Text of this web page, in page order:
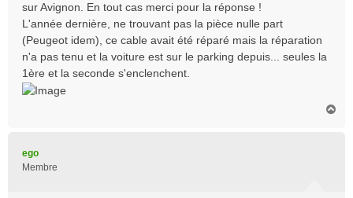
sur Avignon. En tout cas merci pour la réponse !
L'année dernière, ne trouvant pas la pièce nulle part
(Peugeot idem), ce cable avait été réparé mais la réparation
n'a pas tenu et la voiture est sur le parking depuis... seules la
1ère et la seconde s'enclenchent.
ego
Membre